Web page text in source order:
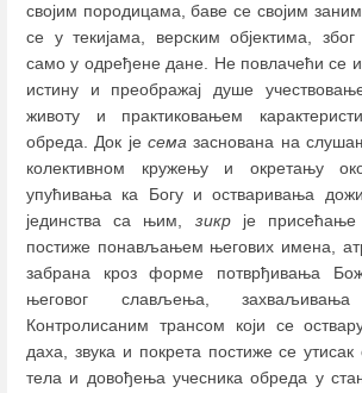
својим породицама, баве се својим
се у текијама, верским објектима,
само у одређене дане. Не повлачећи се
истину и преображај душе
животу и практиковањем
обреда. Док је сема заснована на
колективном кружењу и окретању
упућивања ка Богу и остваривања
јединства са њим, зикрје присећање
постиже понављањем његових имена,
забрана кроз форме потврђивања
његовог слављења,
Контролисаним трансом који се
даха, звука и покрета постиже се
тела и довођења учесника обреда у